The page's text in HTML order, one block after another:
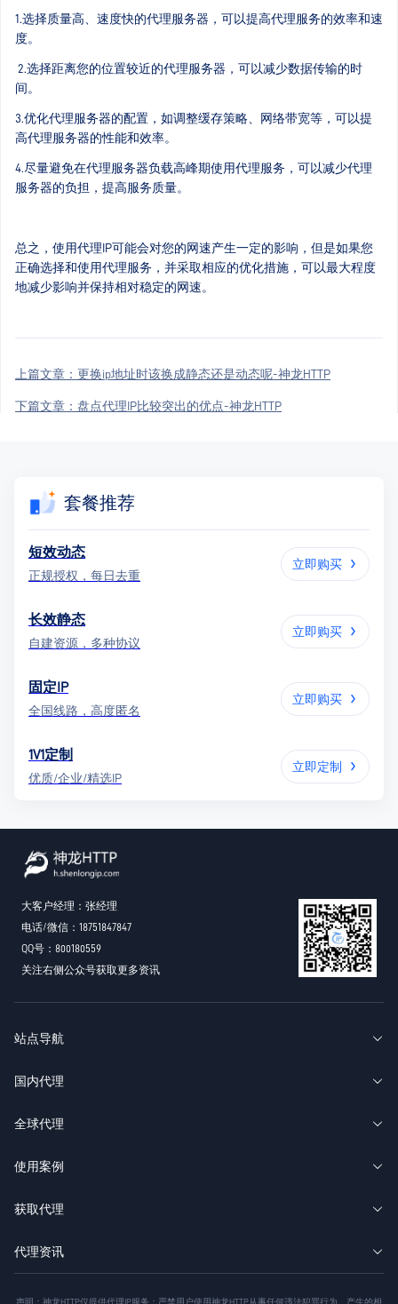
1.选择质量高、速度快的代理服务器，可以提高代理服务的效率和速
度。
2.选择距离您的位置较近的代理服务器，可以减少数据传输的时
间。
3.优化代理服务器的配置，如调整缓存策略、网络带宽等，可以提
高代理服务器的性能和效率。
4.尽量避免在代理服务器负载高峰期使用代理服务，可以减少代理
服务器的负担，提高服务质量。
总之，使用代理IP可能会对您的网速产生一定的影响，但是如果您
正确选择和使用代理服务，并采取相应的优化措施，可以最大程度
地减少影响并保持相对稳定的网速。
上篇文章： 更换ip地址时该换成静态还是动态呢-神龙HTTP
下篇文章： 盘点代理IP比较突出的优点-神龙HTTP
套餐推荐
短效动态
正规授权，每日去重
立即购买
长效静态
自建资源，多种协议
立即购买
固定IP
全国线路，高度匿名
立即购买
1V1定制
优质/企业/精选IP
立即定制
大客户经理：张经理
电话/微信：18751847847
QQ号：800180559
关注右侧公众号获取更多资讯
站点导航
国内代理
全球代理
使用案例
获取代理
代理资讯
声明：神龙HTTP仅提供代理IP服务；严禁用户使用神龙HTTP从事任何违法犯罪行为，产生的相